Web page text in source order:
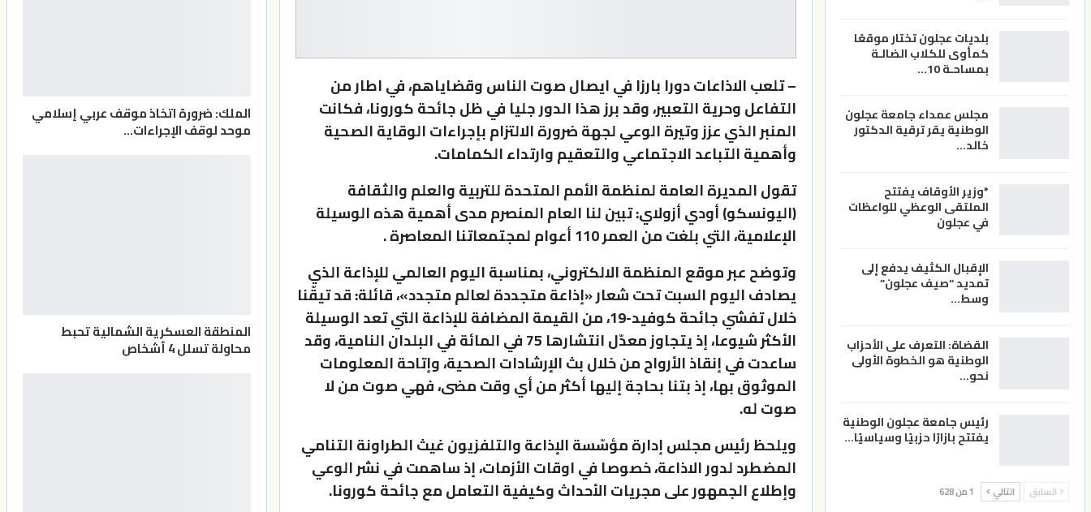
– تلعب الاذاعات دورا بارزا في ايصال صوت الناس وقضاياهم، في اطار من
التفاعل وحرية التعبير، وقد برز هذا الدور جليا في ظل جائحة كورونا، فكانت
المنبر الذي عزز وتيرة الوعي لجهة ضرورة الالتزام بإجراءات الوقاية الصحية
وأهمية التباعد الاجتماعي والتعقيم وارتداء الكمامات.
تقول المديرة العامة لمنظمة الأمم المتحدة للتربية والعلم والثقافة
(اليونسكو) أودي أزولاي: تبين لنا العام المنصرم مدى أهمية هذه الوسيلة
الإعلامية، التي بلغت من العمر 110 أعوام لمجتمعاتنا المعاصرة .
وتوضح عبر موقع المنظمة الالكتروني، بمناسبة اليوم العالمي للإذاعة الذي
يصادف اليوم السبت تحت شعار «إذاعة متجددة لعالم متجدد»، قائلة: قد تيقّنا
خلال تفشي جائحة كوفيد-19، من القيمة المضافة للإذاعة التي تعد الوسيلة
الأكثر شيوعا، إذ يتجاوز معدّل انتشارها 75 في المائة في البلدان النامية، وقد
ساعدت في إنقاذ الأرواح من خلال بث الإرشادات الصحية، وإتاحة المعلومات
الموثوق بها، إذ بتنا بحاجة إليها أكثر من أي وقت مضى، فهي صوت من لا
صوت له.
ويلحظ رئيس مجلس إدارة مؤسّسة الإذاعة والتلفزيون غيث الطراونة التنامي
المضطرد لدور الاذاعة، خصوصا في اوقات الأزمات، إذ ساهمت في نشر الوعي
وإطلاع الجمهور على مجريات الأحداث وكيفية التعامل مع جائحة كورونا.
بلديات عجلون تختار موقعًا
كمأوى للكلاب الضالـة
بمساحـة 10…
مجلس عمداء جامعة عجلون
الوطنية يقر ترقية الدكتور
خالد…
*وزير الأوقاف يفتتح
الملتقى الوعظي للواعظات
في عجلون
الإقبال الكثيف يدفع إلى
تمديد “صيف عجلون”
وسط…
القضاة: التعرف على الأحزاب
الوطنية هو الخطوة الأولى
نحو…
رئيس جامعة عجلون الوطنية
يفتتح بازارًا حزبيًا وسياسيًا…
السابق التالي 1 من 628
الملك: ضرورة اتخاذ موقف عربي إسلامي
موحد لوقف الإجراءات…
المنطقة العسكرية الشمالية تحبط
محاولة تسلل 4 أشخاص